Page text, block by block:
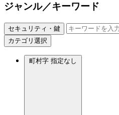
ジャンル／キーワード
セキュリティ・鍵
カテゴリ選択
町村字 指定なし